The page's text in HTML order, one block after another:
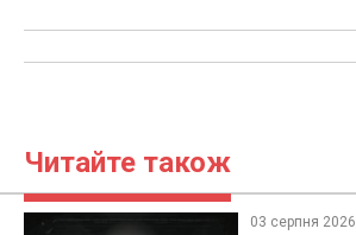
Читайте також
03 серпня 2026